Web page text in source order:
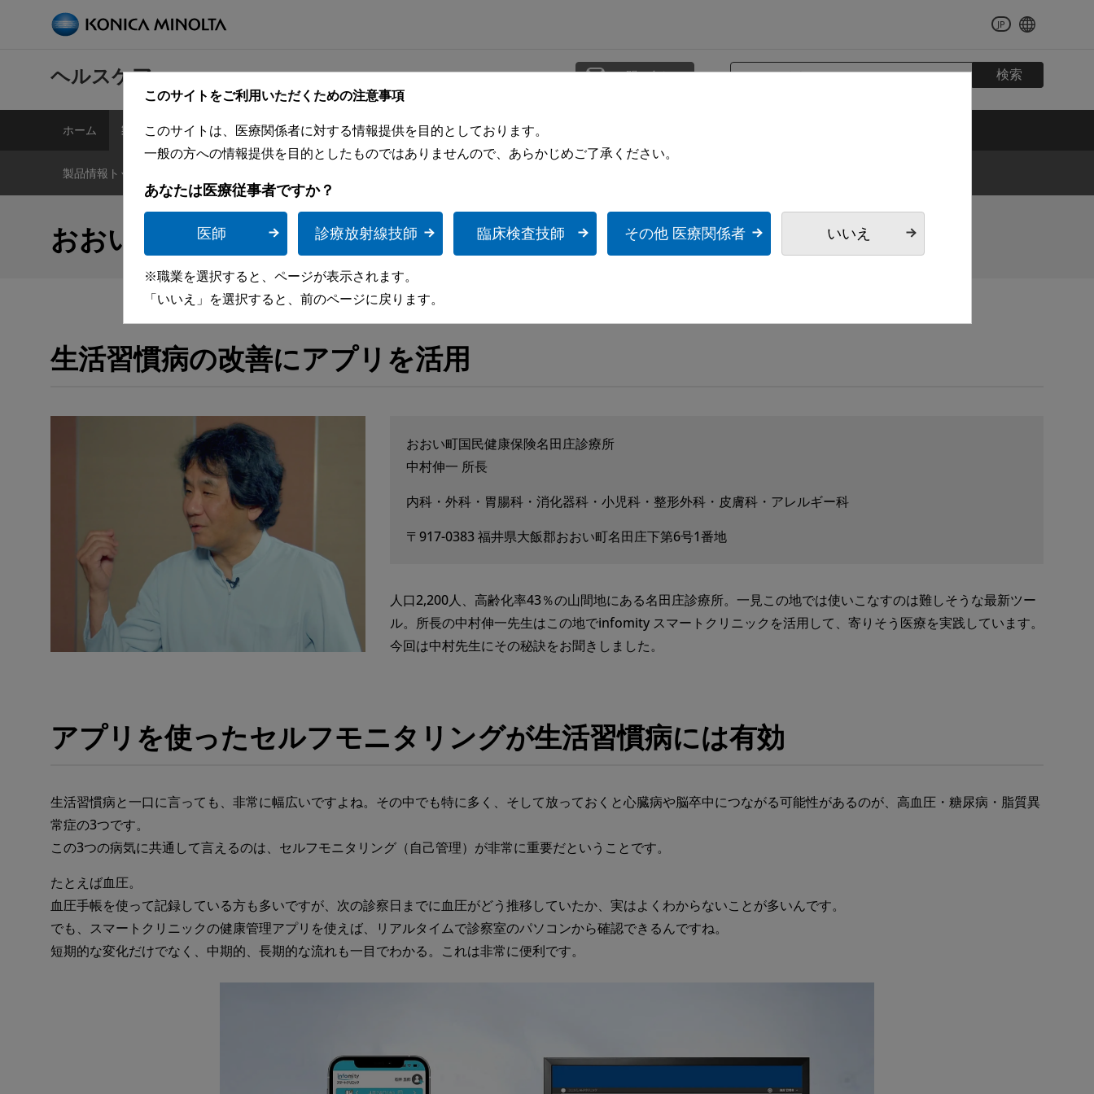
JP
ヘルスケア お問い合わせ 検索
ホーム 製品情報
製品情報トップ
イベント・セミナー カタログ請求 サポート・お問い合わせ
おおい町国民健康保険名田庄診療所様の導入事例
生活習慣病の改善にアプリを活用
おおい町国民健康保険名田庄診療所
中村伸一 所長
内科・外科・胃腸科・消化器科・小児科・整形外科・皮膚科・アレルギー科
〒917-0383 福井県大飯郡おおい町名田庄下第6号1番地
人口2,200人、高齢化率43％の山間地にある名田庄診療所。一見この地では使いこなすのは難しそうな最新ツー
ル。所長の中村伸一先生はこの地でinfomity スマートクリニックを活用して、寄りそう医療を実践しています。
今回は中村先生にその秘訣をお聞きしました。
アプリを使ったセルフモニタリングが生活習慣病には有効
生活習慣病と一口に言っても、非常に幅広いですよね。その中でも特に多く、そして放っておくと心臓病や脳卒中につながる可能性があるのが、高血圧・糖尿病・脂質異
常症の3つです。
この3つの病気に共通して言えるのは、セルフモニタリング（自己管理）が非常に重要だということです。
たとえば血圧。
血圧手帳を使って記録している方も多いですが、次の診察日までに血圧がどう推移していたか、実はよくわからないことが多いんです。
でも、スマートクリニックの健康管理アプリを使えば、リアルタイムで診察室のパソコンから確認できるんですね。
短期的な変化だけでなく、中期的、長期的な流れも一目でわかる。これは非常に便利です。
このサイトをご利用いただくための注意事項
このサイトは、医療関係者に対する情報提供を目的としております。
一般の方への情報提供を目的としたものではありませんので、あらかじめご了承ください。
あなたは医療従事者ですか？
医師 診療放射線技師 臨床検査技師 その他 医療関係者 いいえ
※職業を選択すると、ページが表示されます。
「いいえ」を選択すると、前のページに戻ります。